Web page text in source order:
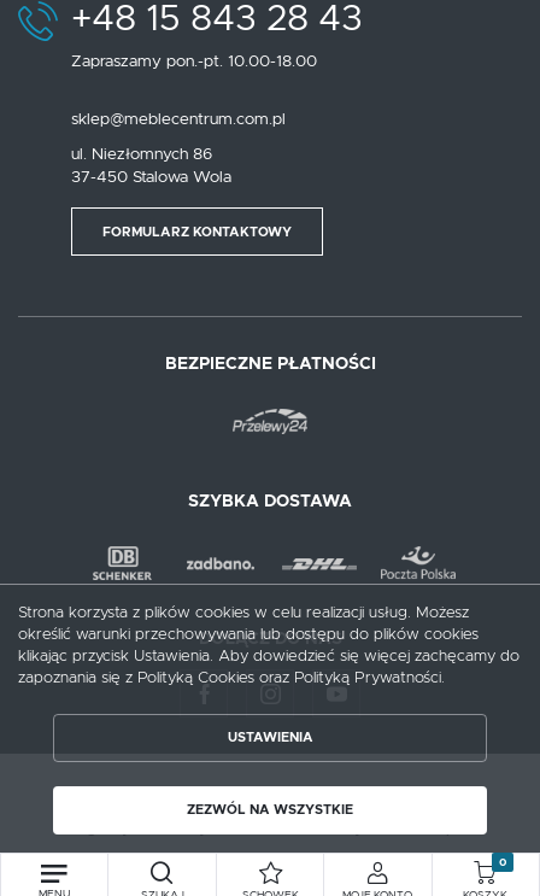
+48 15 843 28 43
Zapraszamy pon.-pt. 10.00-18.00
sklep@meblecentrum.com.pl
ul. Niezłomnych 86
37-450 Stalowa Wola
FORMULARZ KONTAKTOWY
BEZPIECZNE PŁATNOŚCI
SZYBKA DOSTAWA
DOŁĄCZ DO NAS
Copyright by meblecentrum.com.pl
0
Strona korzysta z plików cookies w celu realizacji usług. Możesz
określić warunki przechowywania lub dostępu do plików cookies
klikając przycisk Ustawienia. Aby dowiedzieć się więcej zachęcamy do
zapoznania się z Polityką Cookies oraz Polityką Prywatności.
USTAWIENIA
ZEZWÓL NA WSZYSTKIE
ZAPISZ WYBRANE